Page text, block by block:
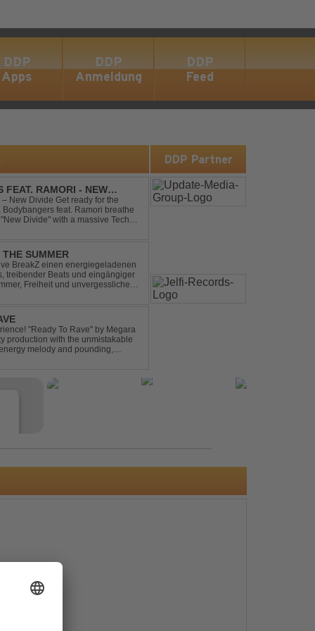
DDP
Apps
DDP
Anmeldung
DDP
Feed
FEAT. RAMORI - NEW
New Divide Get ready for the
feat. Ramori breathe
Divide" with a massive Techno
SUMMER
BreakZ einen energiegeladenen
treibender Beats und eingängiger
Freiheit und unvergesslichen
"Ready To Rave" by Megara
production with the unmistakable
melody and pounding,
DDP Partner